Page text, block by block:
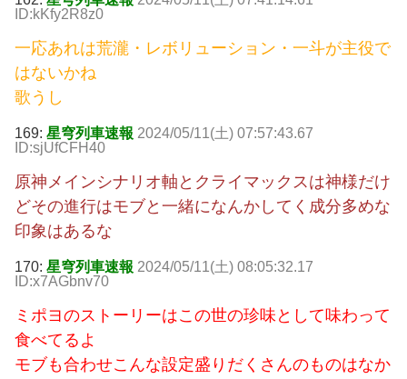
ID:kKfy2R8z0
一応あれは荒瀧・レボリューション・一斗が主役で
はないかね
歌うし
169: 星穹列車速報 2024/05/11(土) 07:57:43.67
ID:sjUfCFH40
原神メインシナリオ軸とクライマックスは神様だけ
どその進行はモブと一緒になんかしてく成分多めな
印象はあるな
170: 星穹列車速報 2024/05/11(土) 08:05:32.17
ID:x7AGbnv70
ミポヨのストーリーはこの世の珍味として味わって
食べてるよ
モブも合わせこんな設定盛りだくさんのものはなか